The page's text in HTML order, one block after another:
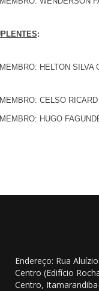
:
HELTON SILVA
CELSO
HUGO
Endereço: Rua
Centro (Edifício
Centro,